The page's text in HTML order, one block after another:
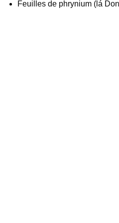
Feuilles de phrynium (lá